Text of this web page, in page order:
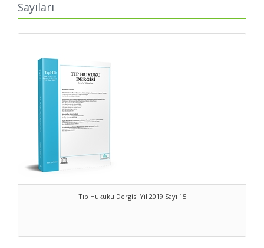
Son yıllarda tıp hukukunun çok farklı alanlarına ilişkin olarak birçok
monografik çalışmanın da yapıldığı görülmektedir. Barolar ve diğer
gördüğünü göstermektedir. Yine birçok üniversite ve kurum
tarafından hemen her hafta sonu “tıp hukuku sertifika programları”
düzenlenlenmektedir.
Bütün bu gelişmeler, artık sırf tıp hukuku alanına münhasır bir
derginin zamanının geldiğini ortaya koymuş bulunuyor.
Bu derginin amacı, öncelikle tıpçı ve hukukçuları bir araya
Tıpçıların da konuya ilişkin hukuksal sorunlar içeren yazılarının
yayınlanmasını arzu etmekteyiz ve dergimizde bunun örneklerini
görmektesiniz.
doğrudan bağlantı kurmakta zorlanılan yayınlar için de bir mecra
Sayıları
Tıp Hukuku Dergisi Yıl 2019 Sayı 15